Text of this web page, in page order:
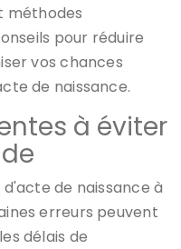
méthodes
pour réduire
vos chances
de naissance.
à éviter
de naissance à
erreurs peuvent
délais de